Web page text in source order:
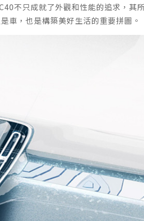
不只成就了外觀和性能的追求，其
車，也是構築美好生活的重要拼圖。